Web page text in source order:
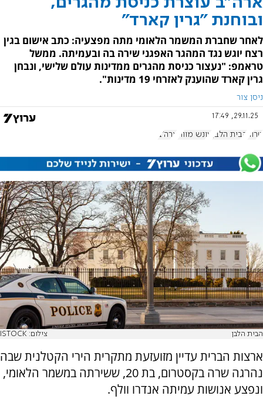
ובוחנת "גרין קארד"
לאחר שחברת המשמר הלאומי מתה מפצעיה: כתב אישום בגין
רצח יוגש נגד המהגר האפגני שירה בה ובעמיתה. ממשל
טראמפ: "נעצור כניסת מהגרים ממדינות עולם שלישי, ונבחן
גרין קארד שהוענק לאזרחי 19 מדינות".
ניסן צור
29.11.25, 17:49
טרור הבית הלבן עונש מוות ארה"ב
הבית הלבן צילום: ISTOCK
ארצות הברית עדיין מזועזעת מתקרית הירי הקטלנית שבה
נהרגה שרה בקסטרום, בת 20, ששירתה במשמר הלאומי,
ונפצע אנושות עמיתה אנדרו וולף.